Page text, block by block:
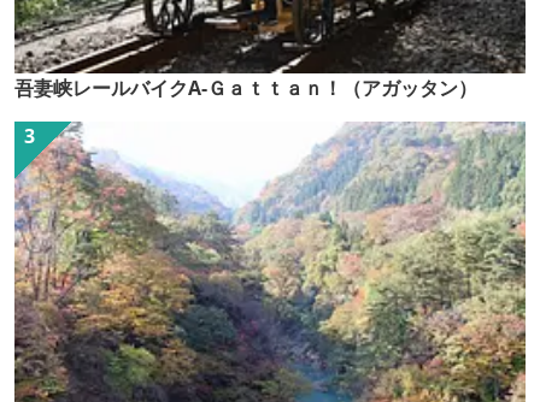
吾妻峡レールバイクA-Ｇａｔｔａｎ！（アガッタン）